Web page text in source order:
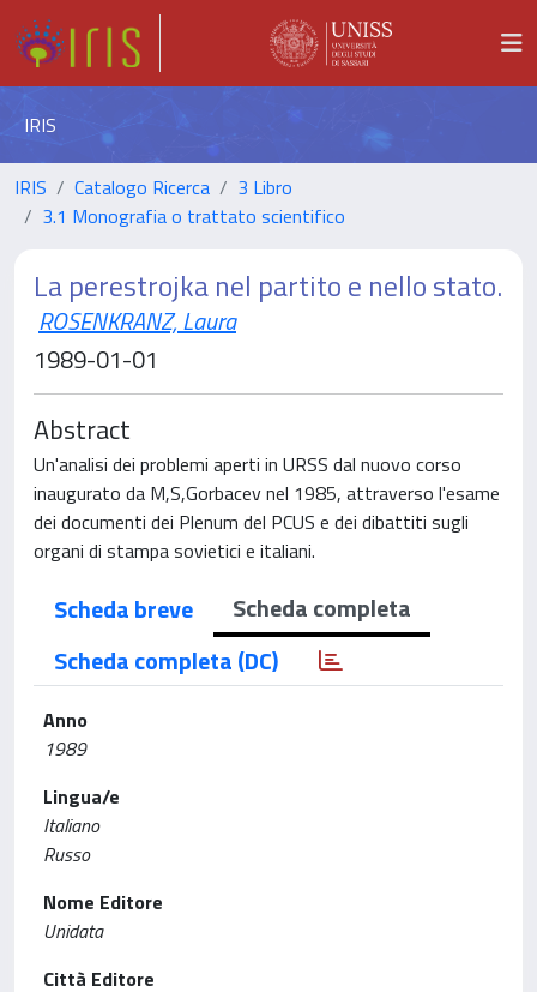
IRIS
IRIS Catalogo Ricerca
3 Libro
3.1 Monografia o trattato scientifico
La perestrojka nel partito e nello stato.
ROSENKRANZ, Laura
1989-01-01
Abstract
Un'analisi dei problemi aperti in URSS dal nuovo corso
inaugurato da M,S,Gorbacev nel 1985, attraverso l'esame
dei documenti dei Plenum del PCUS e dei dibattiti sugli
organi di stampa sovietici e italiani.
Scheda breve
Scheda completa
Scheda completa (DC)
Anno
1989
Lingua/e
Italiano
Russo
Nome Editore
Unidata
Città Editore